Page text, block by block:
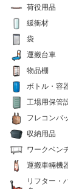
荷役用品
緩衝材
袋
運搬台車
物品棚
ボトル・容
工場用保管
フレコンバ
収納用品
ワークベン
運搬車輛機
リフター・